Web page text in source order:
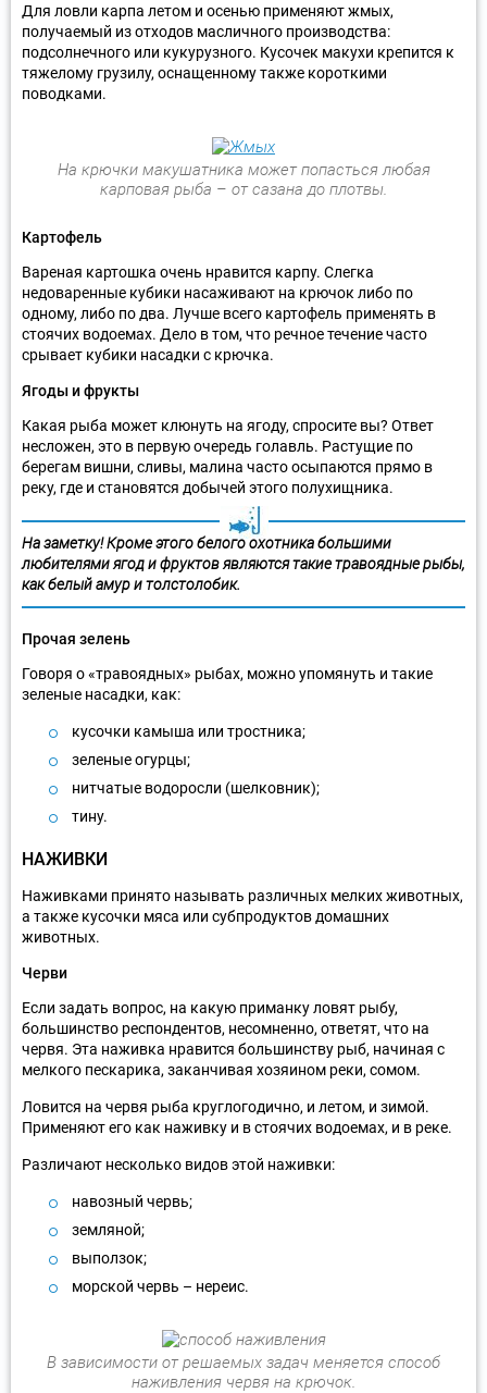
Для ловли карпа летом и осенью применяют жмых,
получаемый из отходов масличного производства:
подсолнечного или кукурузного. Кусочек макухи крепится к
тяжелому грузилу, оснащенному также короткими
поводками.
На крючки макушатника может попасться любая
карповая рыба – от сазана до плотвы.
Картофель
Вареная картошка очень нравится карпу. Слегка
недоваренные кубики насаживают на крючок либо по
одному, либо по два. Лучше всего картофель применять в
стоячих водоемах. Дело в том, что речное течение часто
срывает кубики насадки с крючка.
Ягоды и фрукты
Какая рыба может клюнуть на ягоду, спросите вы? Ответ
несложен, это в первую очередь голавль. Растущие по
берегам вишни, сливы, малина часто осыпаются прямо в
реку, где и становятся добычей этого полухищника.
На заметку! Кроме этого белого охотника большими
любителями ягод и фруктов являются такие травоядные рыбы,
как белый амур и толстолобик.
Прочая зелень
Говоря о «травоядных» рыбах, можно упомянуть и такие
зеленые насадки, как:
кусочки камыша или тростника;
зеленые огурцы;
нитчатые водоросли (шелковник);
тину.
НАЖИВКИ
Наживками принято называть различных мелких животных,
а также кусочки мяса или субпродуктов домашних
животных.
Черви
Если задать вопрос, на какую приманку ловят рыбу,
большинство респондентов, несомненно, ответят, что на
червя. Эта наживка нравится большинству рыб, начиная с
мелкого пескарика, заканчивая хозяином реки, сомом.
Ловится на червя рыба круглогодично, и летом, и зимой.
Применяют его как наживку и в стоячих водоемах, и в реке.
Различают несколько видов этой наживки:
навозный червь;
земляной;
выползок;
морской червь – нереис.
В зависимости от решаемых задач меняется способ
наживления червя на крючок.